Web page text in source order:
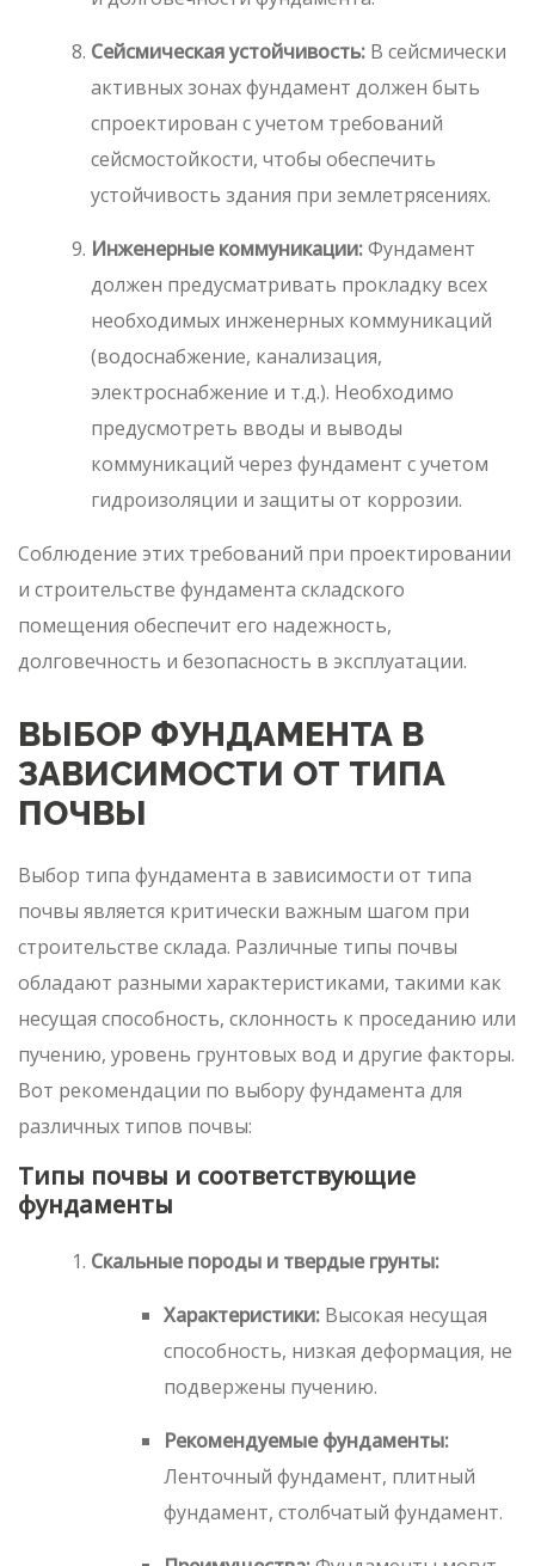
Сейсмическая устойчивость: В сейсмически
активных зонах фундамент должен быть
спроектирован с учетом требований
сейсмостойкости, чтобы обеспечить
устойчивость здания при землетрясениях.
Инженерные коммуникации:Фундамент
должен предусматривать прокладку всех
необходимых инженерных коммуникаций
(водоснабжение, канализация,
электроснабжение и т.д.). Необходимо
предусмотреть вводы и выводы
коммуникаций через фундамент с учетом
гидроизоляции и защиты от коррозии.
Соблюдение этих требований при проектировании
и строительстве фундамента складского
помещения обеспечит его надежность,
долговечность и безопасность в эксплуатации.
ВЫБОР ФУНДАМЕНТА В
ЗАВИСИМОСТИ ОТ ТИПА
ПОЧВЫ
Выбор типа фундамента в зависимости от типа
почвы является критически важным шагом при
строительстве склада. Различные типы почвы
обладают разными характеристиками, такими как
несущая способность, склонность к проседанию или
пучению, уровень грунтовых вод и другие факторы.
Вот рекомендации по выбору фундамента для
различных типов почвы:
Типы почвы и соответствующие
фундаменты
Скальные породы и твердые грунты:
Характеристики: Высокая несущая
способность, низкая деформация, не
подвержены пучению.
Рекомендуемые фундаменты:
Ленточный фундамент, плитный
фундамент, столбчатый фундамент.